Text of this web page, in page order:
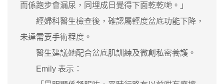
而係跑步會漏尿，同埋成日覺得下面乾乾哋。」
經婦科醫生檢查後，確認屬輕度盆底功能下降，
未達需要手術程度。
醫生建議她配合盆底肌訓練及微創私密養護。
Emily 表示：